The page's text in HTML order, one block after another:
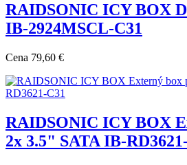
RAIDSONIC ICY BOX
IB-2924MSCL-C31
Cena 79,60 €
RAIDSONIC ICY BOX
2x 3.5" SATA IB-